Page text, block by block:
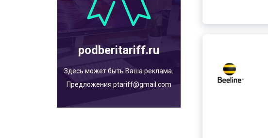
podberitariff.ru
Здесь может быть Ваша реклама.
Предложения ptariff@gmail.com